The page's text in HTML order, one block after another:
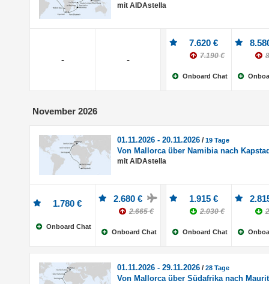
mit AIDAstella
- -
7.620 €
7.190 €
Onboard Chat
November 2026
01.11.2026 - 20.11.2026 /19 Tage
Von Mallorca über Namibia nach
mit AIDAstella
1.780 €
Onboard Chat
2.680 €
2.665 €
Onboard Chat
1.915 €
2.030 €
Onboard Chat
01.11.2026 - 29.11.2026 /28 Tage
Von Mallorca über Südafrika nach